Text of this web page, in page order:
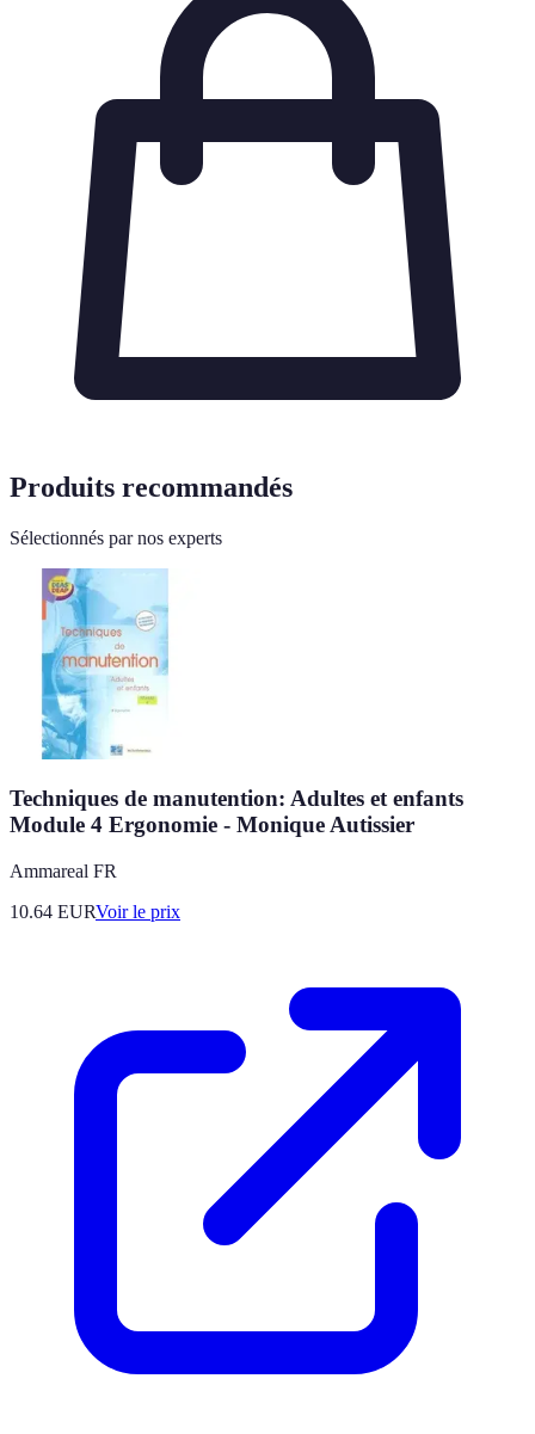
Produits recommandés
Sélectionnés par nos experts
Techniques de manutention: Adultes et enfants
Module 4 Ergonomie - Monique Autissier
Ammareal FR
10.64 EURVoir le prix